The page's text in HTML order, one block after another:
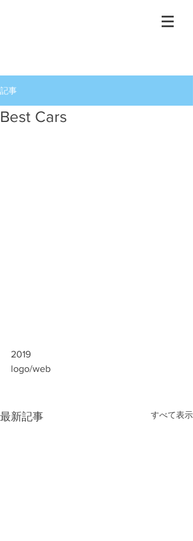
記事
Best Cars
2019
logo/web
最新記事 すべて表示